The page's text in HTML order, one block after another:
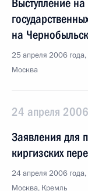
Выступление
на
25 апреля 2006
Москва
24 апреля
Заявления для
киргизских
24 апреля 2006
Москва, Кремль